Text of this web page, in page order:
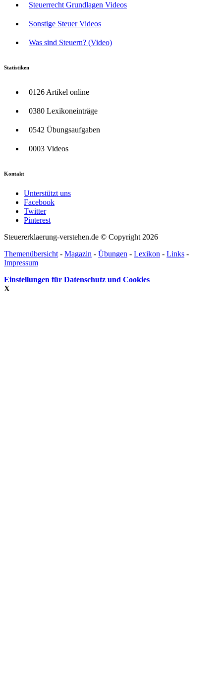
Steuerrecht Grundlagen Videos
Sonstige Steuer Videos
Was sind Steuern? (Video)
Statistiken
0126 Artikel online
0380 Lexikoneinträge
0542 Übungsaufgaben
0003 Videos
Kontakt
Unterstützt uns
Facebook
Twitter
Pinterest
Steuererklaerung-verstehen.de © Copyright 2026
Themenübersicht - Magazin - Übungen - Lexikon - Links -
Impressum
Einstellungen für Datenschutz und Cookies
X